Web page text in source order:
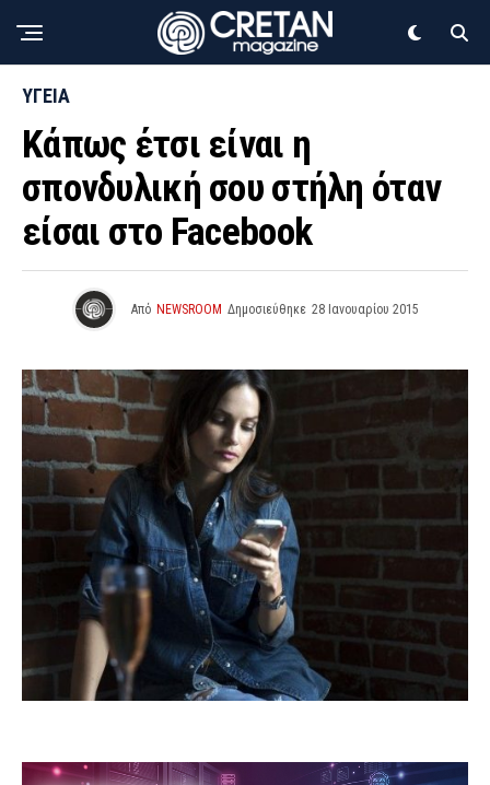
ΥΓΕΙΑ
Κάπως έτσι είναι η
σπονδυλική σου στήλη όταν
είσαι στο Facebook
Από NEWSROOM Δημοσιεύθηκε 28 Ιανουαρίου 2015